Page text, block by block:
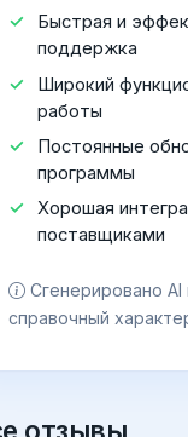
Быстрая и
поддержка
Широкий
работы
Постоянные
программы
Хорошая
поставщиками
Сгенерировано
справочный
отзывы